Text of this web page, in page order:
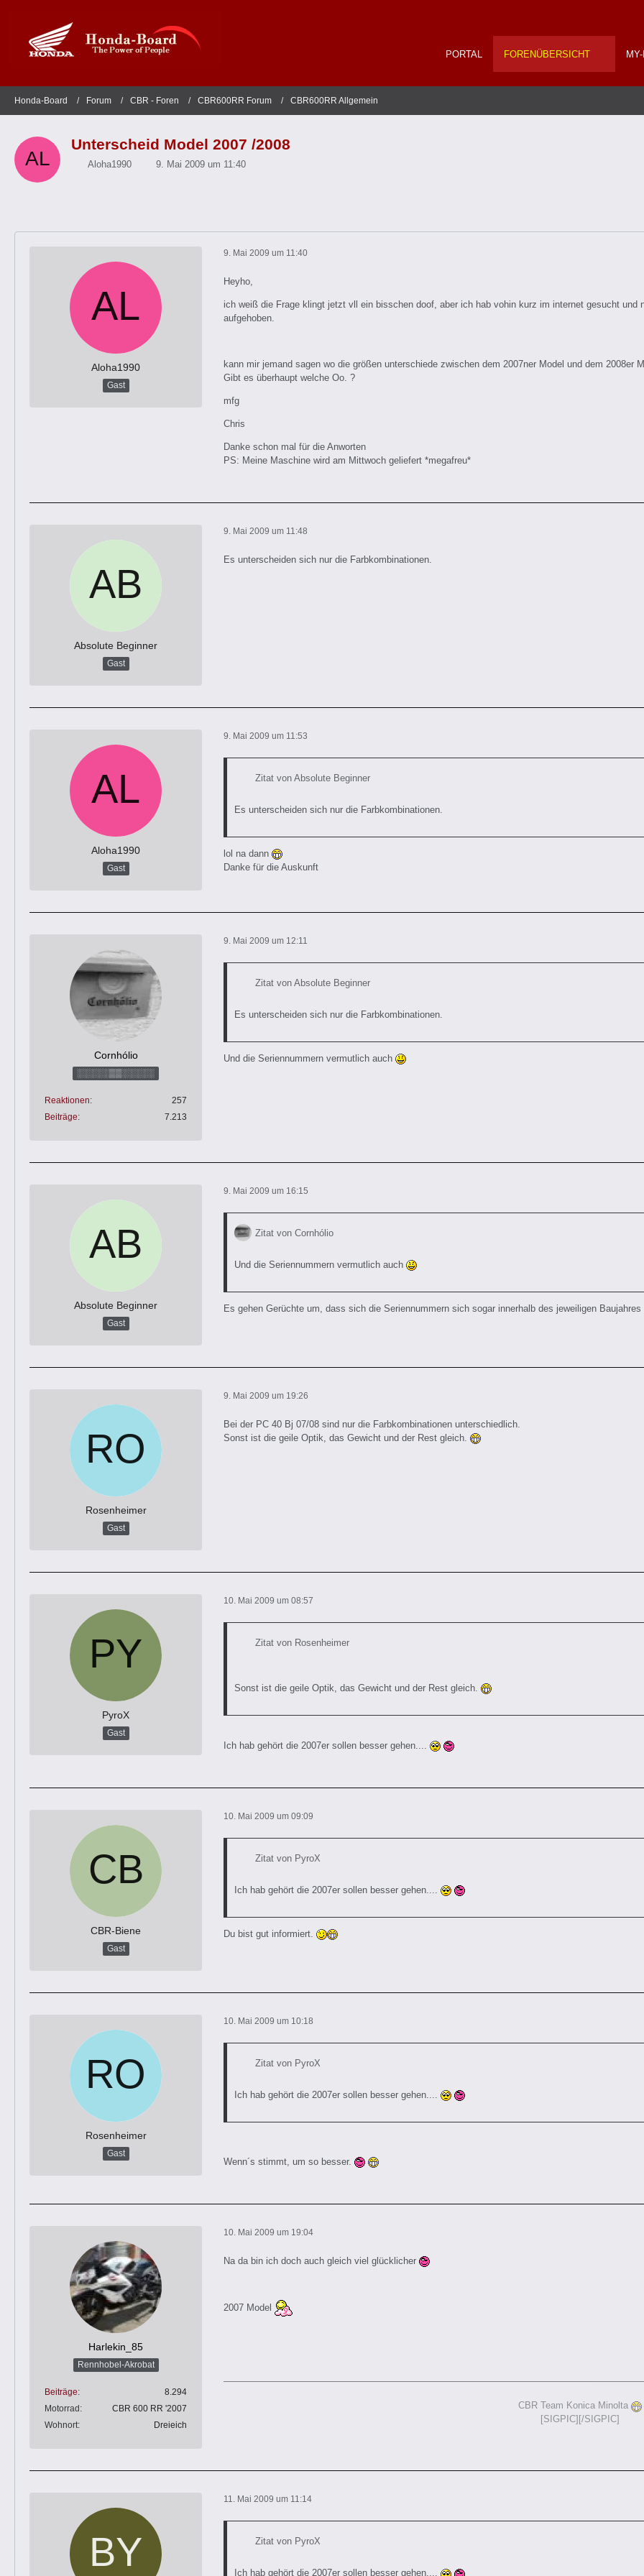
PORTAL FORENÜBERSICHT
Honda-Board Forum CBR - Foren CBR600RR Forum CBR600RR Allgemein
Unterscheid Model 2007 /2008
Aloha1990 9. Mai 2009 um 11:40
Aloha1990
Gast
9. Mai 2009 um 11:40
Heyho,
ich weiß die Frage klingt jetzt vll ein bisschen doof, aber ich hab vohin kurz im internet gesucht
aufgehoben.
kann mir jemand sagen wo die größen unterschiede zwischen dem 2007ner Model und dem 2008er
Gibt es überhaupt welche Oo. ?
mfg
Chris
Danke schon mal für die Anworten
PS: Meine Maschine wird am Mittwoch geliefert *megafreu*
Absolute Beginner
Gast
9. Mai 2009 um 11:48
Es unterscheiden sich nur die Farbkombinationen.
Aloha1990
Gast
9. Mai 2009 um 11:53
Zitat von Absolute Beginner
Es unterscheiden sich nur die Farbkombinationen.
lol na dann
Danke für die Auskunft
Cornhólio
░░░░░▒▒░░░░░
Reaktionen
257
Beiträge
7.213
9. Mai 2009 um 12:11
Zitat von Absolute Beginner
Es unterscheiden sich nur die Farbkombinationen.
Und die Seriennummern vermutlich auch
Absolute Beginner
Gast
9. Mai 2009 um 16:15
Zitat von Cornhólio
Und die Seriennummern vermutlich auch
Es gehen Gerüchte um, dass sich die Seriennummern sich sogar innerhalb des jeweiligen
Rosenheimer
Gast
9. Mai 2009 um 19:26
Bei der PC 40 Bj 07/08 sind nur die Farbkombinationen unterschiedlich.
Sonst ist die geile Optik, das Gewicht und der Rest gleich.
PyroX
Gast
10. Mai 2009 um 08:57
Zitat von Rosenheimer
Sonst ist die geile Optik, das Gewicht und der Rest gleich.
Ich hab gehört die 2007er sollen besser gehen....
CBR-Biene
Gast
10. Mai 2009 um 09:09
Zitat von PyroX
Ich hab gehört die 2007er sollen besser gehen....
Du bist gut informiert.
Rosenheimer
Gast
10. Mai 2009 um 10:18
Zitat von PyroX
Ich hab gehört die 2007er sollen besser gehen....
Wenn´s stimmt, um so besser.
Harlekin_85
Rennhobel-Akrobat
Beiträge
8.294
Motorrad
CBR 600 RR '2007
Wohnort
Dreieich
10. Mai 2009 um 19:04
Na da bin ich doch auch gleich viel glücklicher
2007 Model
CBR Team Konica Minolta
[SIGPIC][/SIGPIC]
11. Mai 2009 um 11:14
Zitat von PyroX
Ich hab gehört die 2007er sollen besser gehen....